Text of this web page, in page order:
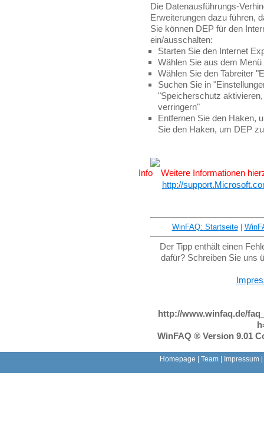
Die Datenausführungs-
Erweiterungen dazu führen,
Sie können DEP für den
ein/ausschalten:
Starten Sie den Internet
Wählen Sie aus dem
Wählen Sie den Tabreiter
Suchen Sie in
"Speicherschutz
verringern"
Entfernen Sie den Haken,
Sie den Haken, um DEP
Weitere Informationen
http://
WinFAQ: Startseite|
Der Tipp enthält einen
dafür? Schreiben Sie uns
http://www.winfaq.de/
WinFAQ ® Version 9.01
Homepage | Team| Impressum|